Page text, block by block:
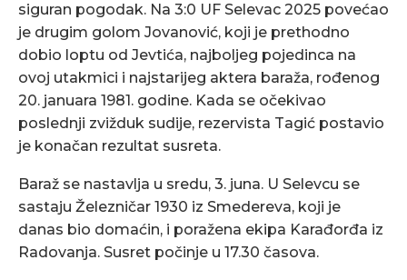
siguran pogodak. Na 3:0 UF Selevac 2025 povećao
je drugim golom Jovanović, koji je prethodno
dobio loptu od Jevtića, najboljeg pojedinca na
ovoj utakmici i najstarijeg aktera baraža, rođenog
20. januara 1981. godine. Kada se očekivao
poslednji zvižduk sudije, rezervista Tagić postavio
je konačan rezultat susreta.
Baraž se nastavlja u sredu, 3. juna. U Selevcu se
sastaju Železničar 1930 iz Smedereva, koji je
danas bio domaćin, i poražena ekipa Karađorđa iz
Radovanja. Susret počinje u 17.30 časova.